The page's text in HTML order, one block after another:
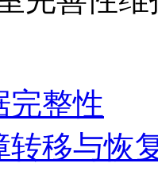
完整性
转移与恢